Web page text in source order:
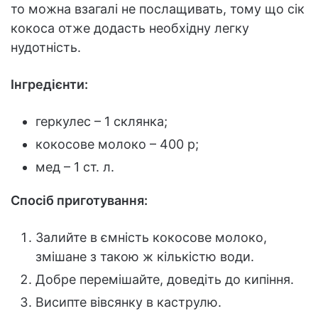
то можна взагалі не послащивать, тому що сік
кокоса отже додасть необхідну легку
нудотність.
Інгредієнти:
геркулес – 1 склянка;
кокосове молоко – 400 р;
мед – 1 ст. л.
Спосіб приготування:
Залийте в ємність кокосове молоко,
змішане з такою ж кількістю води.
Добре перемішайте, доведіть до кипіння.
Висипте вівсянку в каструлю.